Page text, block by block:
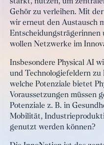
Gehör zu verleihen. Mit
wir erneut den Austausch
Entscheidungsträgerinnen
wollen Netzwerke im
Insbesondere Physical AI
und Technologiefeldern
welche Potenziale bietet
Voraussetzungen müssen
Potenziale z. B. in
Mobilität,
genutzt werden können?